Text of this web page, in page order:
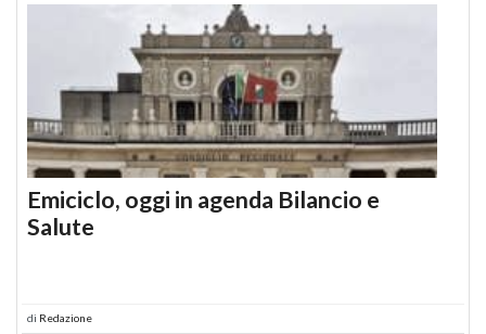
Emiciclo, oggi in agenda Bilancio e
Salute
di Redazione